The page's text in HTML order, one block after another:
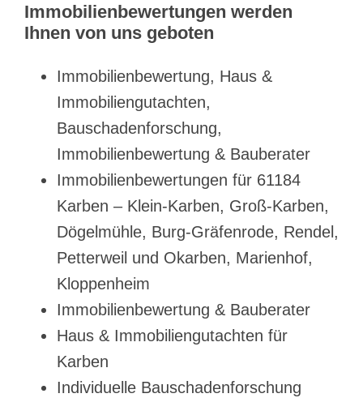
Immobilienbewertungen werden
Ihnen von uns geboten
Immobilienbewertung, Haus &
Immobiliengutachten,
Bauschadenforschung,
Immobilienbewertung & Bauberater
Immobilienbewertungen für 61184
Karben – Klein-Karben, Groß-Karben,
Dögelmühle, Burg-Gräfenrode, Rendel,
Petterweil und Okarben, Marienhof,
Kloppenheim
Immobilienbewertung & Bauberater
Haus & Immobiliengutachten für
Karben
Individuelle Bauschadenforschung